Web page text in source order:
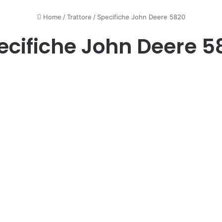
Home / Trattore / Specifiche John Deere 5820
John Deere